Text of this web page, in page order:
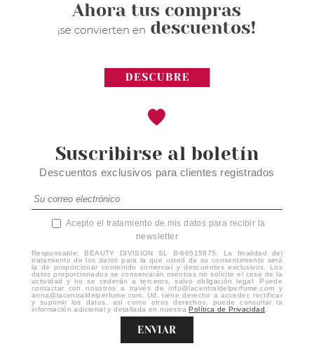
Suscribirse al boletín
Descuentos exclusivos para clientes registrados
Acepto el tratamiento de mis datos para recibir la
newsletter
Responsable: BEAUTY DIVISION SL B-66515875. La finalidad del
tratamiento de los datos para la que usted da su consentimiento será
la de proporcionar contenido comercial y descuentos exclusivos. Los
datos proporcionados se conservarán mientras no solicite el cese de la
actividad y no se cederán a terceros, salvo obligación legal. Puede
contactar con nosotros a través de info@lacentraldelperfume.com y
anna@lacentraldelperfume.com. Ud. tiene derecho a acceder, rectificar
y suprimir los datos, así como otros derechos, puede consultar la
información adicional y detallada en nuestraPolítica de Privacidad
ENVIAR